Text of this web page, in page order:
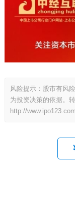
风险提示：股市有风
为投资决策的依据。
http://